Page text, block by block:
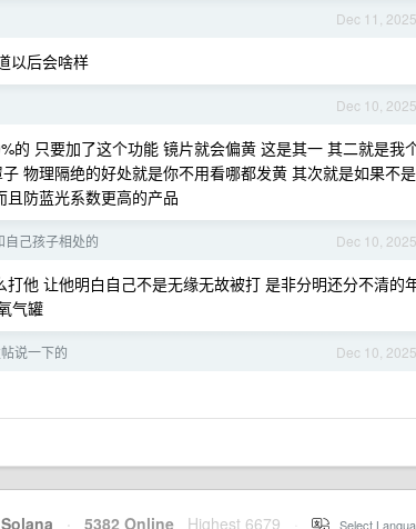
Dec 11, 2025
以后会啥样
Dec 10, 2025
的 只要加了这个功能 镜片就会偏黄 这是其一 其二就是我
物理隔绝的好处就是你不用看哪都发黄 其次就是如果不是
防蓝光系数更高的产品
Dec 10, 2025
自己孩子相处的
他 让他明白自己不是无缘无故被打 是非分明还分不清的
气罐
Dec 10, 2025
说一下的
Solana · 5382 Online Highest 6679 Select